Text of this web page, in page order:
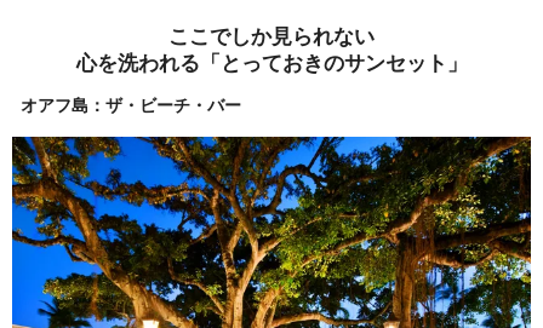
ここでしか見られない
心を洗われる「とっておきのサンセット」
オアフ島：ザ・ビーチ・バー